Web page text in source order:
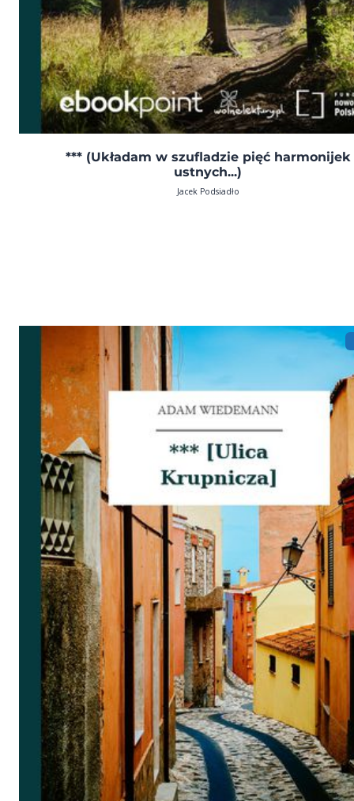
*** (Układam w szufladzie pięć harmonijek
ustnych...)
Jacek Podsiadło